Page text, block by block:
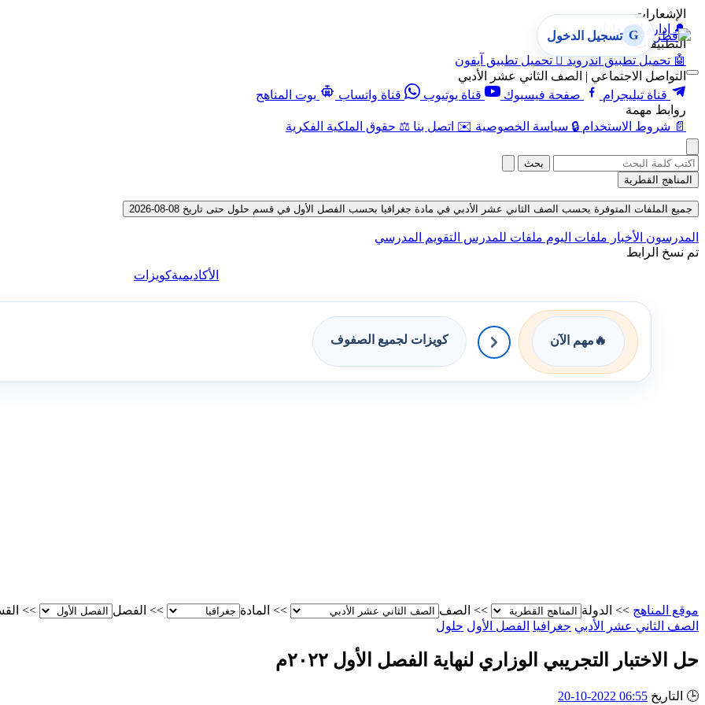
الإشعارات
🔔 إدارة الإشعارات
التطبيقات
🤖 تحميل تطبيق أندرويد  تحميل تطبيق آيفون
التواصل الاجتماعي | الصف الثاني عشر الأدبي
قناة تيليجرام
صفحة فيسبوك قناة يوتيوب قناة واتساب
بوت المناهج
روابط مهمة
📄 شروط الاستخدام 🔒 سياسة الخصوصية ✉️ اتصل بنا ⚖️ حقوق الملكية الفكرية
G تسجيل الدخول
بحث
المناهج القطرية
جميع الملفات المتوفرة بحسب الصف الثاني عشر الأدبي في مادة جغرافيا بحسب الفصل الأول في قسم حلول حتى تاريخ 08-08-2026
المدرسون الأخبار ملفات اليوم ملفات للمدرس التقويم المدرسي
تم نسخ الرابط
الأكاديميةكويزات
🔥 مهم الآن كويزات لجميع الصفوف
موقع المناهج >> الدولة >> الصف >> المادة >> الفصل >>
الصف الثاني عشر الأدبي جغرافيا الفصل الأول حلول
حل الاختبار التجريبي الوزاري لنهاية الفصل الأول ٢٠٢٢م
🕒 التاريخ 06:55 2022-10-20